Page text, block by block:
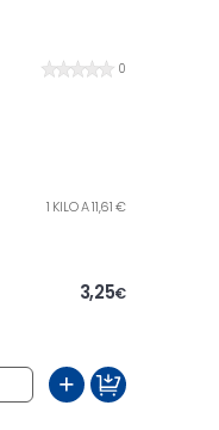
0
1 KILO A 11,61 €
3,25€
+